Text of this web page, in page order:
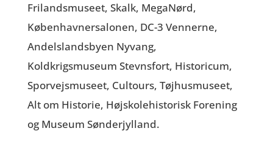
Frilandsmuseet, Skalk, MegaNørd,
Københavnersalonen, DC-3 Vennerne,
Andelslandsbyen Nyvang,
Koldkrigsmuseum Stevnsfort, Historicum,
Sporvejsmuseet, Cultours, Tøjhusmuseet,
Alt om Historie, Højskolehistorisk Forening
og Museum Sønderjylland.